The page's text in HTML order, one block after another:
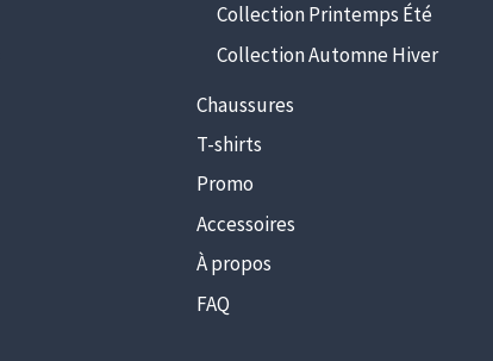
Collection Printemps Été
Collection Automne Hiver
Chaussures
T-shirts
Promo
Accessoires
À propos
FAQ